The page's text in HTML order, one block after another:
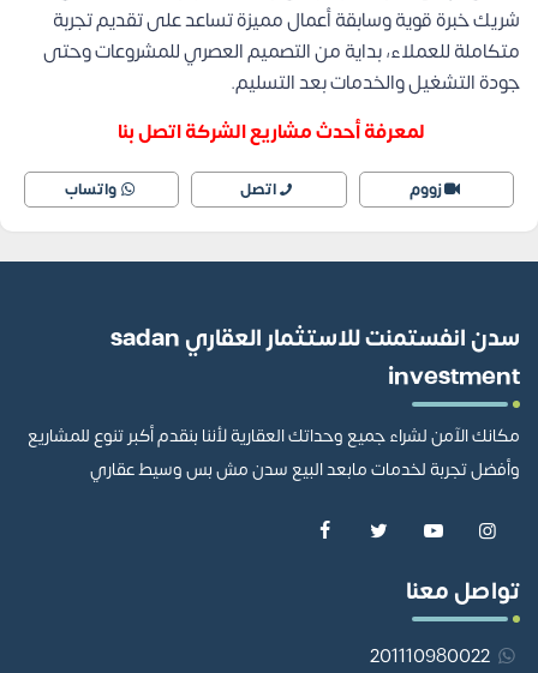
شريك خبرة قوية وسابقة أعمال مميزة تساعد على تقديم تجربة
متكاملة للعملاء، بداية من التصميم العصري للمشروعات وحتى
جودة التشغيل والخدمات بعد التسليم.
لمعرفة أحدث مشاريع الشركة اتصل بنا
زووم اتصل واتساب
سدن انفستمنت للاستثمار العقاري sadan
investment
مكانك الآمن لشراء جميع وحداتك العقارية لأننا بنقدم أكبر تنوع للمشاريع
وأفضل تجربة لخدمات مابعد البيع سدن مش بس وسيط عقاري
تواصل معنا
201110980022